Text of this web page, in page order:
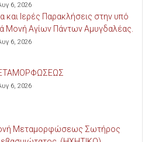
6, 2026
και Ιερές Παρακλήσεις στην υπό
Μονή Αγίων Πάντων Αμυγδαλέας.
6, 2026
6, 2026
Μεταμορφώσεως Σωτήρος